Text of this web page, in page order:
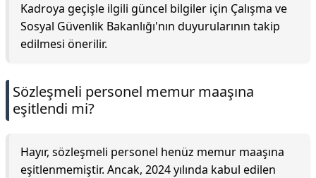
Kadroya geçişle ilgili güncel bilgiler için Çalışma ve
Sosyal Güvenlik Bakanlığı'nın duyurularının takip
edilmesi önerilir.
Sözleşmeli personel memur maaşına
eşitlendi mi?
Hayır, sözleşmeli personel henüz memur maaşına
eşitlenmemiştir. Ancak, 2024 yılında kabul edilen